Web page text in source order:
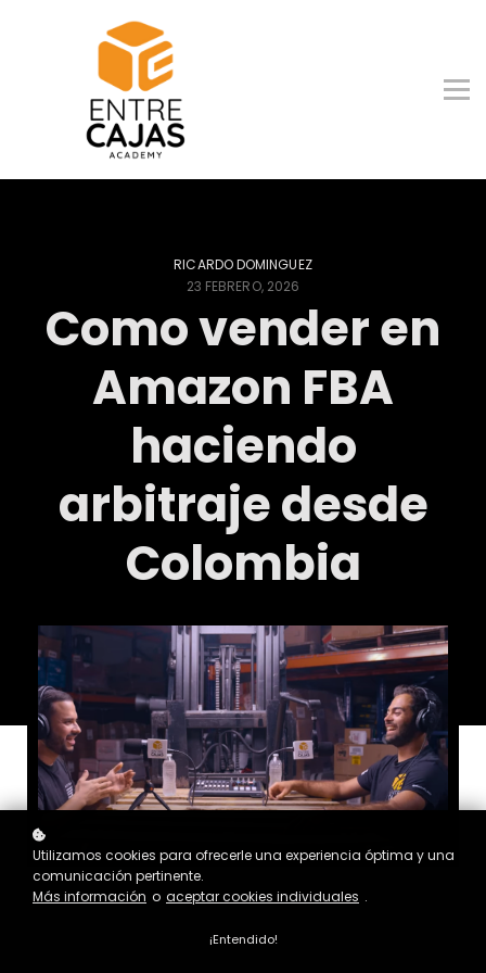
Entrenamiento Gratis
RICARDO DOMINGUEZ
23 FEBRERO, 2026
Como vender en
Amazon FBA
haciendo
arbitraje desde
Colombia
Utilizamos cookies para ofrecerle una experiencia óptima y una
comunicación pertinente.
Más información o aceptar cookies individuales .
¡Entendido!